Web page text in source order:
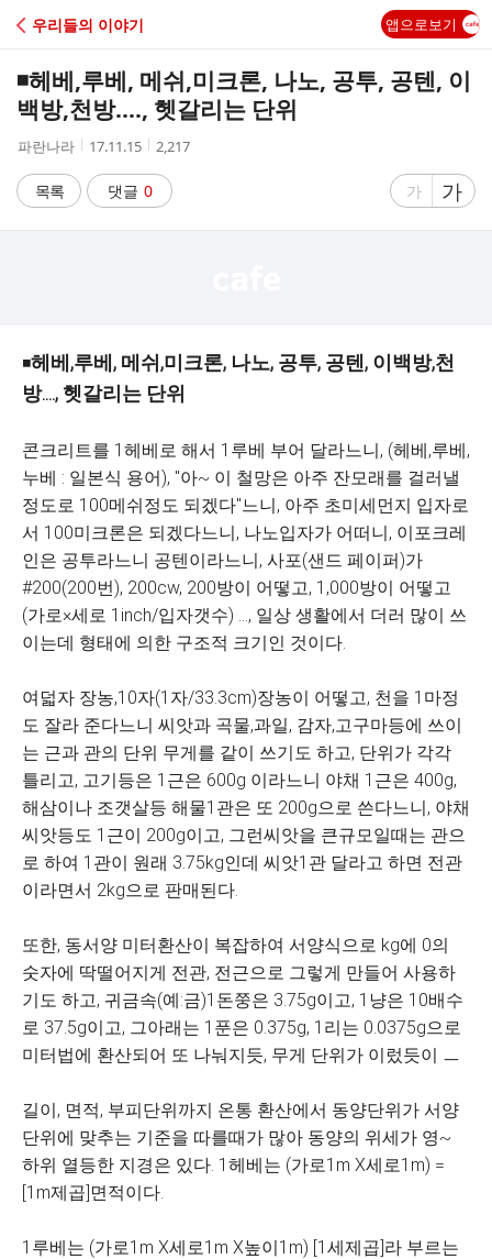
C
A
우리들의 이야기 앱으로보기
◾헤베,루베, 메쉬,미크론, 나노, 공투, 공텐, 이
백방,천방...., 헷갈리는 단위
작
자
파란나라
작
시
간
17.11.15
조
수
2,217
목록 댓글 0
글
게
가
글
자
게
가
◾헤베,루베, 메쉬,미크론, 나노, 공투, 공텐, 이백방,천
방...., 헷갈리는 단위
콘크리트를 1헤베로 해서 1루베 부어 달라느니, (헤베,루베,
누베 : 일본식 용어), "아~ 이 철망은 아주 잔모래를 걸러낼
정도로 100메쉬정도 되겠다"느니, 아주 초미세먼지 입자로
서 100미크론은 되겠다느니, 나노입자가 어떠니, 이포크레
인은 공투라느니 공텐이라느니, 사포(샌드 페이퍼)가
#200(200번), 200cw, 200방이 어떻고, 1,000방이 어떻고
(가로×세로 1inch/입자갯수) ..., 일상 생활에서 더러 많이 쓰
이는데 형태에 의한 구조적 크기인 것이다.
여덟자 장농,10자(1자/33.3cm)장농이 어떻고, 천을 1마정
도 잘라 준다느니 씨앗과 곡물,과일, 감자,고구마등에 쓰이
는 근과 관의 단위 무게를 같이 쓰기도 하고, 단위가 각각
틀리고, 고기등은 1근은 600g 이라느니 야채 1근은 400g,
해삼이나 조갯살등 해물1관은 또 200g으로 쓴다느니, 야채
씨앗등도 1근이 200g이고, 그런씨앗을 큰규모일때는 관으
로 하여 1관이 원래 3.75kg인데 씨앗1관 달라고 하면 전관
이라면서 2kg으로 판매된다.
또한, 동서양 미터환산이 복잡하여 서양식으로 kg에 0의
숫자에 딱떨어지게 전관, 전근으로 그렇게 만들어 사용하
기도 하고, 귀금속(예:금)1돈쭝은 3.75g이고, 1냥은 10배수
로 37.5g이고, 그아래는 1푼은 0.375g, 1리는 0.0375g으로
미터법에 환산되어 또 나눠지듯, 무게 단위가 이렀듯이 ㅡ
길이, 면적, 부피단위까지 온통 환산에서 동양단위가 서양
단위에 맞추는 기준을 따를때가 많아 동양의 위세가 영~
하위 열등한 지경은 있다. 1헤베는 (가로1m X세로1m) =
[1m제곱]면적이다.
1루베는 (가로1m X세로1m X높이1m) [1세제곱]라 부르는